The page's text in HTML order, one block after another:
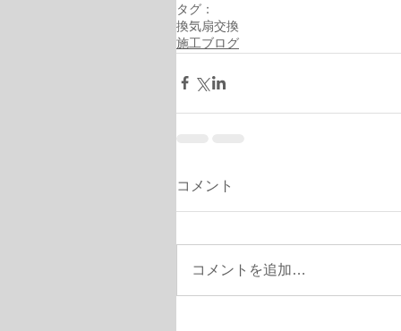
タグ：
換気扇交換
施工ブログ
コメント
コメントを追加…